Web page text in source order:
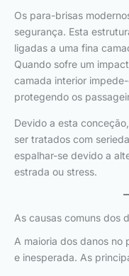
Os para-brisas
segurança. Esta
ligadas a uma fina
Quando sofre um
camada interior
protegendo os
Devido a esta
ser tratados com
espalhar-se devido a
estrada ou stress.
As causas comuns dos
A maioria dos danos no
e inesperada. As